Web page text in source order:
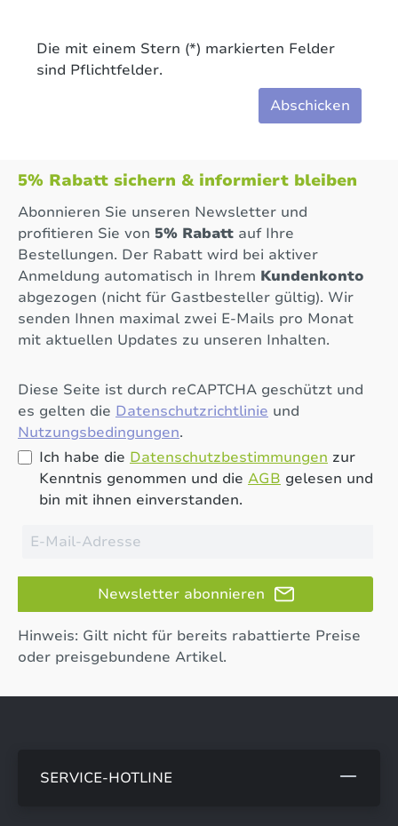
Die mit einem Stern (*) markierten Felder
sind Pflichtfelder.
Abschicken
5% Rabatt sichern & informiert bleiben
Abonnieren Sie unseren Newsletter und
profitieren Sie von 5% Rabatt auf Ihre
Bestellungen. Der Rabatt wird bei aktiver
Anmeldung automatisch in Ihrem Kundenkonto
abgezogen (nicht für Gastbesteller gültig). Wir
senden Ihnen maximal zwei E-Mails pro Monat
mit aktuellen Updates zu unseren Inhalten.
Diese Seite ist durch reCAPTCHA geschützt und
es gelten die Datenschutzrichtlinie und
Nutzungsbedingungen.
Ich habe die Datenschutzbestimmungen zur
Kenntnis genommen und die AGB gelesen und
bin mit ihnen einverstanden.
Newsletter abonnieren
Hinweis: Gilt nicht für bereits rabattierte Preise
oder preisgebundene Artikel.
SERVICE-HOTLINE